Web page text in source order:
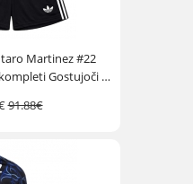
Martinez #22
Gostujoči SP
91.88€